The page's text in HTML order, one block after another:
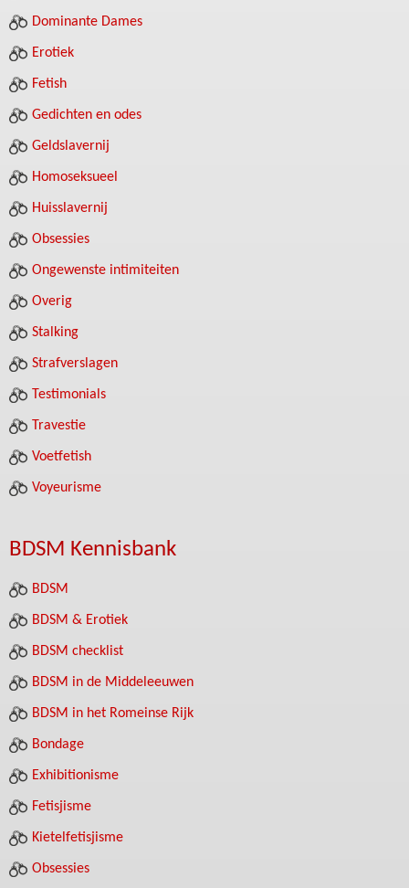
Dominante Dames
Erotiek
Fetish
Gedichten en odes
Geldslavernij
Homoseksueel
Huisslavernij
Obsessies
Ongewenste intimiteiten
Overig
Stalking
Strafverslagen
Testimonials
Travestie
Voetfetish
Voyeurisme
BDSM Kennisbank
BDSM
BDSM & Erotiek
BDSM checklist
BDSM in de Middeleeuwen
BDSM in het Romeinse Rijk
Bondage
Exhibitionisme
Fetisjisme
Kietelfetisjisme
Obsessies